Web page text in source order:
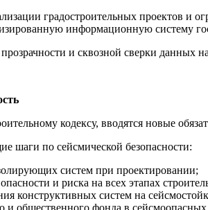
градостроительных проектов и
информационную систему
и сквозной сверки данных
кодексу, вводятся новые
шаги по сейсмической безопасности:
систем при проектировании;
и риска на всех этапах
конструктивных систем на